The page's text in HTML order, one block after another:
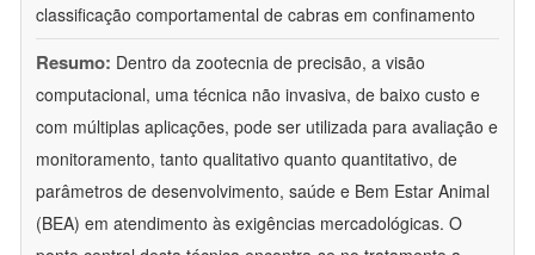
classificação comportamental de cabras em confinamento
Resumo: Dentro da zootecnia de precisão, a visão
computacional, uma técnica não invasiva, de baixo custo e
com múltiplas aplicações, pode ser utilizada para avaliação e
monitoramento, tanto qualitativo quanto quantitativo, de
parâmetros de desenvolvimento, saúde e Bem Estar Animal
(BEA) em atendimento às exigências mercadológicas. O